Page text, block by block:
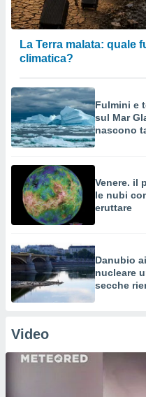
La Terra malata: quale
climatica?
Fulmini e
sul Mar
nascono
Venere. il
le nubi
eruttare
Danubio
nucleare
secche
Video